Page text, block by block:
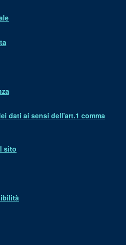
dati ai sensi dell'art.1 comma
sito